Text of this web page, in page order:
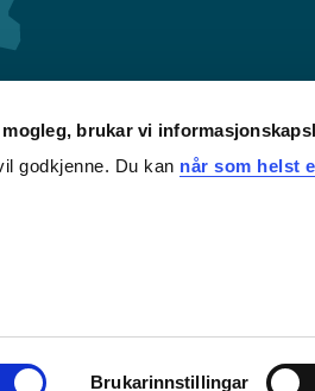
brukar vi
godkjenne. Du kan når som helst
Brukarinnstillingar